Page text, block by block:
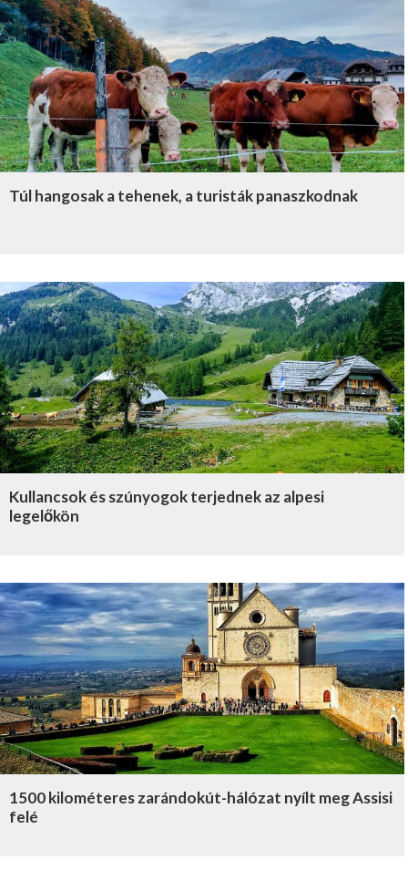
Túl hangosak a tehenek, a turisták panaszkodnak
Kullancsok és szúnyogok terjednek az alpesi
legelőkön
1500 kilométeres zarándokút-hálózat nyílt meg Assisi
felé